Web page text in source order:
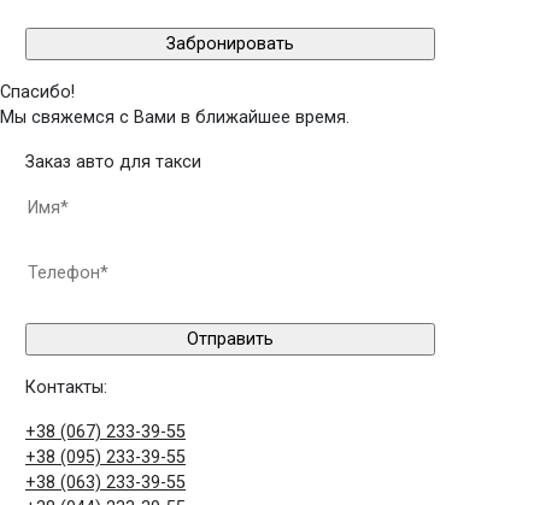
Спасибо!
Мы свяжемся с Вами в ближайшее время.
Заказ авто для такси
Контакты:
+38 (067) 233-39-55
+38 (095) 233-39-55
+38 (063) 233-39-55